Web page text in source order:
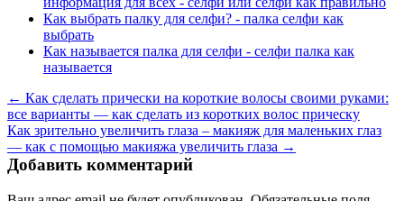
Как выбрать палку для селфи? - палка селфи как
выбрать
Как называется палка для селфи - селфи палка как
называется
← Как сделать прически на короткие волосы своими руками:
все варианты — как сделать из коротких волос прическу
Как зрительно увеличить глаза – макияж для маленьких глаз
— как с помощью макияжа увеличить глаза →
Добавить комментарий